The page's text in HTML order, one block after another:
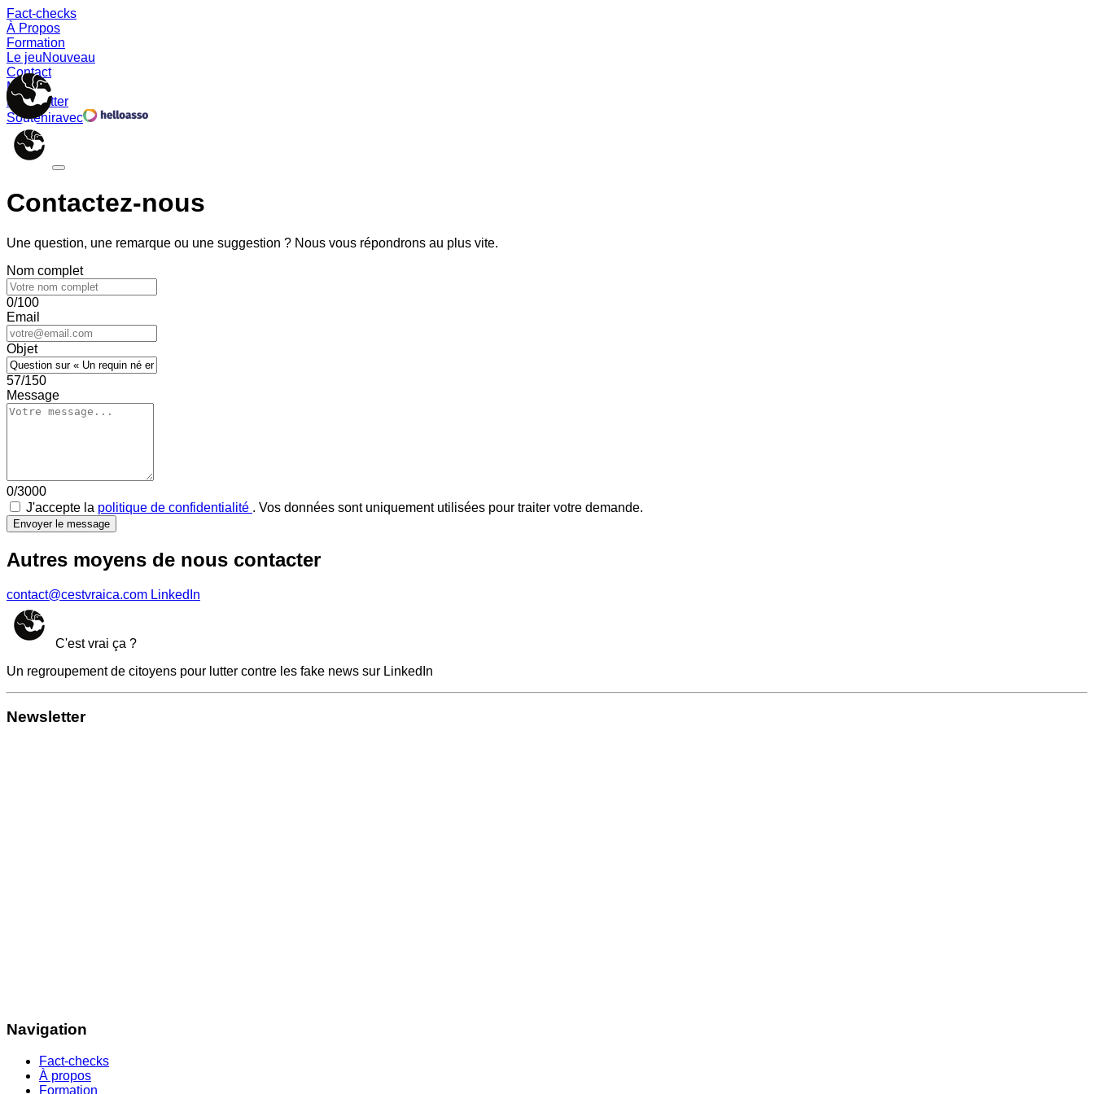
Fact-checks
À Propos
Formation
Le jeuNouveau
Contact
Memes
Newsletter
Souteniravec
Contactez-nous
Une question, une remarque ou une suggestion ? Nous vous répondrons au plus vite.
Nom complet
0/100
Email
Objet
57/150
Message
0/3000
J'accepte la politique de confidentialité . Vos données sont uniquement utilisées pour traiter votre demande.
Envoyer le message
Autres moyens de nous contacter
contact@cestvraica.com LinkedIn
C'est vrai ça ?
Un regroupement de citoyens pour lutter contre les fake news sur LinkedIn
Newsletter
Navigation
Fact-checks
À propos
Formation